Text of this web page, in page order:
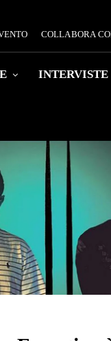
COLLABORA
INTERVISTE